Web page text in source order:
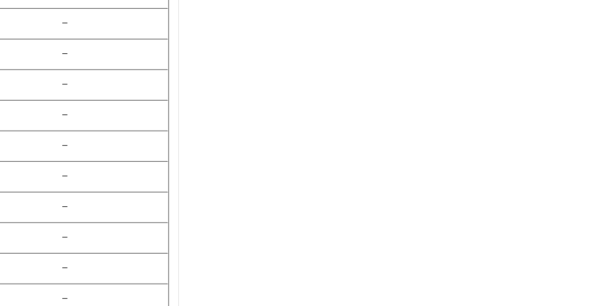
–
–
–
–
–
–
–
–
–
–